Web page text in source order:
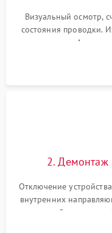
Визуальный осмотр,
состояния проводки.
колодке. Анализ
конвекцией, панелью
2. Демонтаж
Отключение
внутренних
задней или
нагревательным